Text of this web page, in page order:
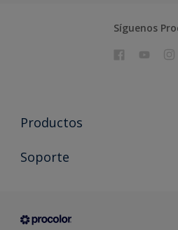
Síguenos
Productos
Todos los productos
Condiciones generales de venta
Soporte